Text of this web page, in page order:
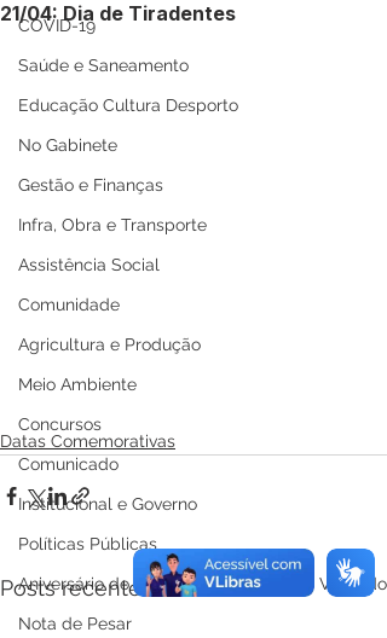
COVID-19
Saúde e Saneamento
Educação Cultura Desporto
No Gabinete
Gestão e Finanças
Infra, Obra e Transporte
Assistência Social
Comunidade
Agricultura e Produção
Meio Ambiente
Concursos
Comunicado
Institucional e Governo
Políticas Públicas
Aniversário do Município
Nota de Pesar
21/04: Dia de Tiradentes
Datas Comemorativas
Posts recentes Ver tudo